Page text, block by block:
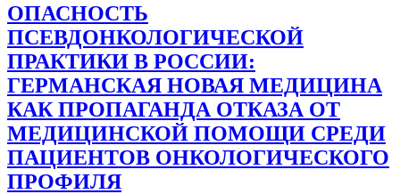
ОПАСНОСТЬ
ПСЕВДОНКОЛОГИЧЕСКОЙ
ПРАКТИКИ В РОССИИ:
ГЕРМАНСКАЯ НОВАЯ МЕДИЦИНА
КАК ПРОПАГАНДА ОТКАЗА ОТ
МЕДИЦИНСКОЙ ПОМОЩИ СРЕДИ
ПАЦИЕНТОВ ОНКОЛОГИЧЕСКОГО
ПРОФИЛЯ